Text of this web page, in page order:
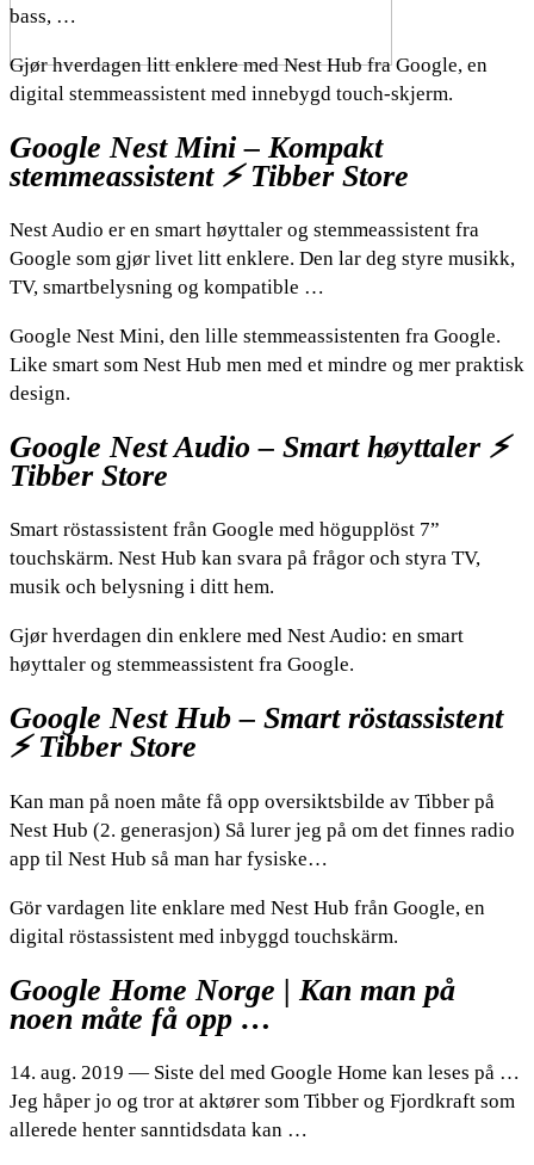
bass, …
Gjør hverdagen litt enklere med Nest Hub fra Google, en
digital stemmeassistent med innebygd touch-skjerm.
Google Nest Mini – Kompakt
stemmeassistent ⚡️ Tibber Store
Nest Audio er en smart høyttaler og stemmeassistent fra
Google som gjør livet litt enklere. Den lar deg styre musikk,
TV, smartbelysning og kompatible …
Google Nest Mini, den lille stemmeassistenten fra Google.
Like smart som Nest Hub men med et mindre og mer praktisk
design.
Google Nest Audio – Smart høyttaler ⚡️
Tibber Store
Smart röstassistent från Google med högupplöst 7”
touchskärm. Nest Hub kan svara på frågor och styra TV,
musik och belysning i ditt hem.
Gjør hverdagen din enklere med Nest Audio: en smart
høyttaler og stemmeassistent fra Google.
Google Nest Hub – Smart röstassistent
⚡️ Tibber Store
Kan man på noen måte få opp oversiktsbilde av Tibber på
Nest Hub (2. generasjon) Så lurer jeg på om det finnes radio
app til Nest Hub så man har fysiske…
Gör vardagen lite enklare med Nest Hub från Google, en
digital röstassistent med inbyggd touchskärm.
Google Home Norge | Kan man på
noen måte få opp …
14. aug. 2019 — Siste del med Google Home kan leses på …
Jeg håper jo og tror at aktører som Tibber og Fjordkraft som
allerede henter sanntidsdata kan …